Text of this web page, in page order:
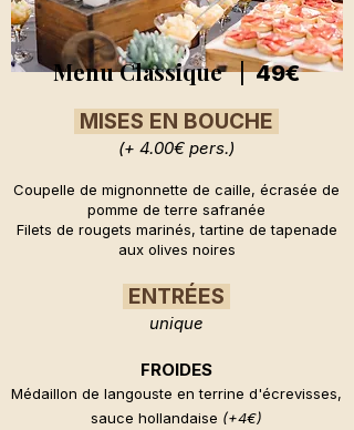
Menu Classique |49€
MISES EN BOUCHE
(+ 4.00€ pers.)
Coupelle de mignonnette de caille, écrasée de
pomme de terre safranée
Filets de rougets marinés, tartine de tapenade
aux olives noires
ENTRÉES
unique
FROIDES
Médaillon de langouste en terrine d'écrevisses,
sauce hollandaise (+4€)